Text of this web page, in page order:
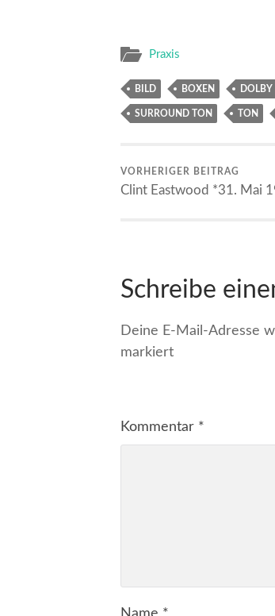
Praxis
BILD BOXEN DOLBY
SURROUND TON TON
VORHERIGER BEITRAG
Clint Eastwood *31. Mai
Schreibe
Deine E-Mail-Adresse
markiert
Kommentar *